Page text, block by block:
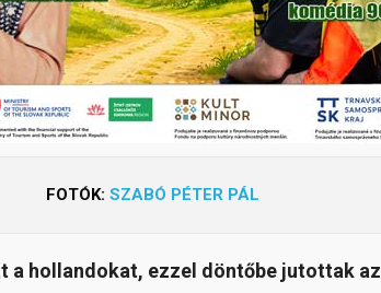
FOTÓK:SZABÓ PÉTER PÁL
a hollandokat, ezzel döntőbe jutottak az